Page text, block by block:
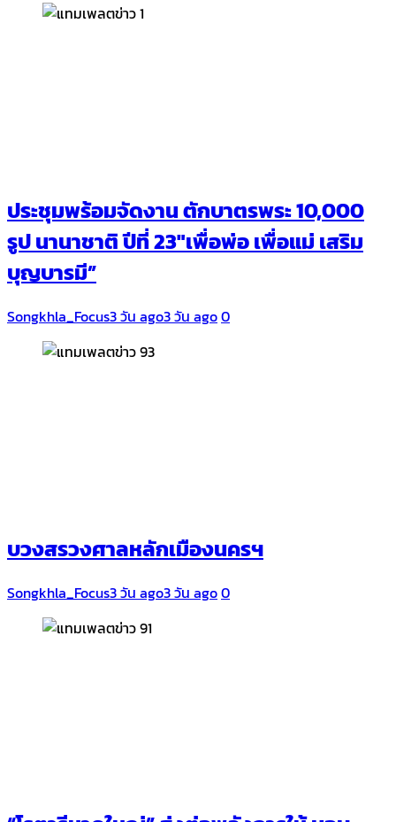
ประชุมพร้อมจัดงาน ตักบาตรพระ 10,000
รูป นานาชาติ ปีที่ 23″เพื่อพ่อ เพื่อแม่ เสริม
บุญบารมี”
Songkhla_Focus3 วัน ago3 วัน ago0
บวงสรวงศาลหลักเมืองนครฯ
Songkhla_Focus3 วัน ago3 วัน ago0